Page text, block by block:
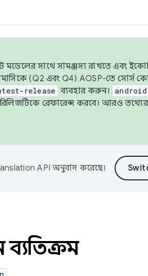
সাথে সামঞ্জস্য রাখতে এবং
(Q2 এবং Q4) AOSP-তে সোর্স
release ব্যবহার করুন।
রিলিজটিকে রেফারেন্স করবে। আরও
API অনুবাদ করেছে।
ব্যতিক্রম